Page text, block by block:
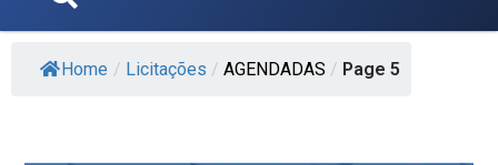
Home / Licitações / AGENDADAS / Page 5